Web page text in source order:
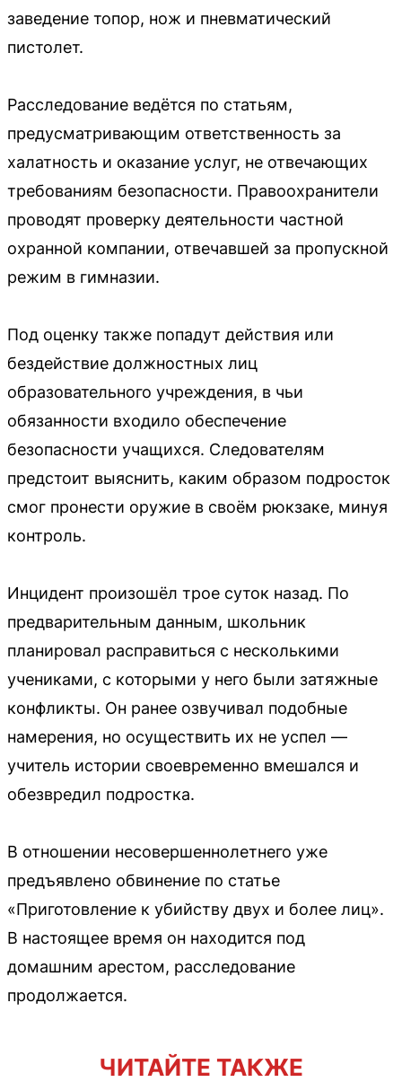
заведение топор, нож и пневматический
пистолет.
Расследование ведётся по статьям,
предусматривающим ответственность за
халатность и оказание услуг, не отвечающих
требованиям безопасности. Правоохранители
проводят проверку деятельности частной
охранной компании, отвечавшей за пропускной
режим в гимназии.
Под оценку также попадут действия или
бездействие должностных лиц
образовательного учреждения, в чьи
обязанности входило обеспечение
безопасности учащихся. Следователям
предстоит выяснить, каким образом подросток
смог пронести оружие в своём рюкзаке, минуя
контроль.
Инцидент произошёл трое суток назад. По
предварительным данным, школьник
планировал расправиться с несколькими
учениками, с которыми у него были затяжные
конфликты. Он ранее озвучивал подобные
намерения, но осуществить их не успел —
учитель истории своевременно вмешался и
обезвредил подростка.
В отношении несовершеннолетнего уже
предъявлено обвинение по статье
«Приготовление к убийству двух и более лиц».
В настоящее время он находится под
домашним арестом, расследование
продолжается.
ЧИТАЙТЕ ТАКЖЕ